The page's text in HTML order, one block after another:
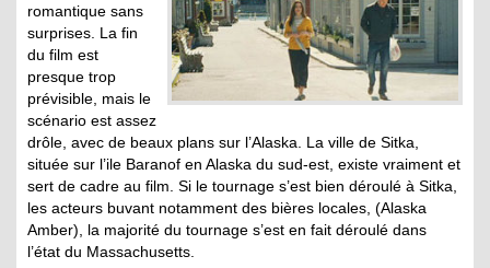
romantique sans
surprises. La fin
du film est
presque trop
prévisible, mais le
scénario est assez
drôle, avec de beaux plans sur l’Alaska. La ville de Sitka,
située sur l’ile Baranof en Alaska du sud-est, existe vraiment et
sert de cadre au film. Si le tournage s’est bien déroulé à Sitka,
les acteurs buvant notamment des bières locales, (Alaska
Amber), la majorité du tournage s’est en fait déroulé dans
l’état du Massachusetts.